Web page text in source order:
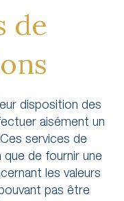
de
disposition des
aisément un
services de
de fournir une
les valeurs
pas être